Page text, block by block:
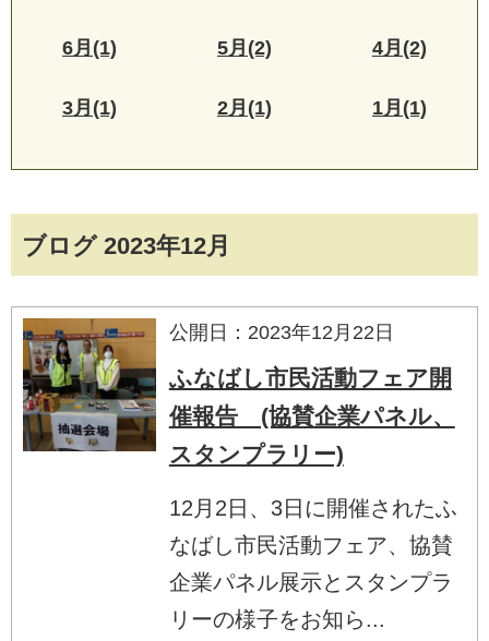
ブログ 2023年12月
公開日：2023年12月22日
ふなばし市民活動フェア開
催報告 (協賛企業パネル、
スタンプラリー)
12月2日、3日に開催されたふ
なばし市民活動フェア、協賛
企業パネル展示とスタンプラ
リーの様子をお知ら...
6月(1) 5月(2) 4月(2)
3月(1) 2月(1) 1月(1)